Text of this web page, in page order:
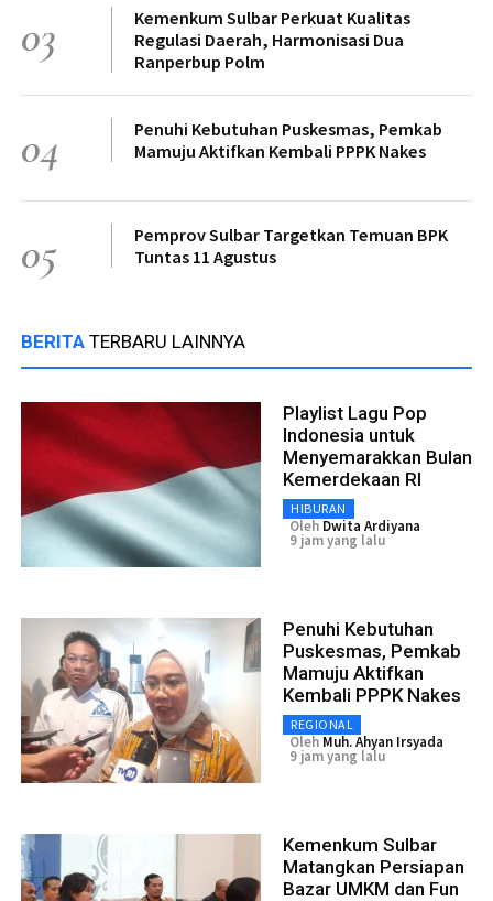
03
Kemenkum Sulbar Perkuat Kualitas
Regulasi Daerah, Harmonisasi Dua
Ranperbup Polm
04
Penuhi Kebutuhan Puskesmas, Pemkab
Mamuju Aktifkan Kembali PPPK Nakes
05
Pemprov Sulbar Targetkan Temuan BPK
Tuntas 11 Agustus
BERITA TERBARU LAINNYA
Playlist Lagu Pop
Indonesia untuk
Menyemarakkan Bulan
Kemerdekaan RI
HIBURAN
Oleh Dwita Ardiyana
9 jam yang lalu
Penuhi Kebutuhan
Puskesmas, Pemkab
Mamuju Aktifkan
Kembali PPPK Nakes
REGIONAL
Oleh Muh. Ahyan Irsyada
9 jam yang lalu
Kemenkum Sulbar
Matangkan Persiapan
Bazar UMKM dan Fun